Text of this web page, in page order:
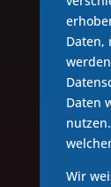
Daten,
Daten
Wir